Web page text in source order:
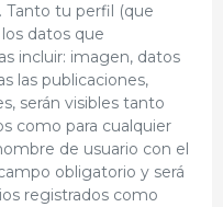
Tanto tu perfil (que
datos que
incluir: imagen, datos
las publicaciones,
serán visibles tanto
como para cualquier
de usuario con el
obligatorio y será
registrados como